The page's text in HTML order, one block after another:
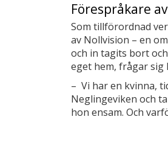
Förespråkare
Som tillförordnad
av Nollvision – en
och in tagits bort
eget hem, frågar sig
– Vi har en kvinna,
Neglingeviken och
hon ensam. Och